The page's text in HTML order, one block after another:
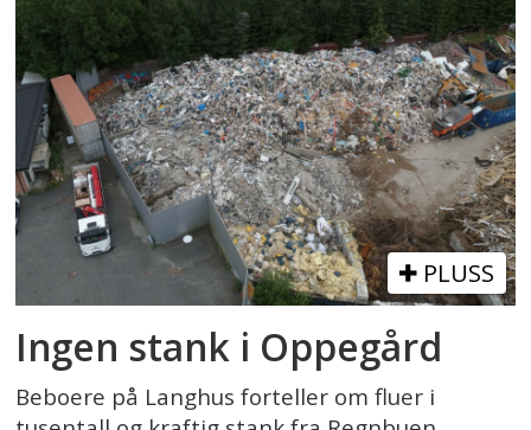
PLUSS
Ingen stank i Oppegård
Beboere på Langhus forteller om fluer i